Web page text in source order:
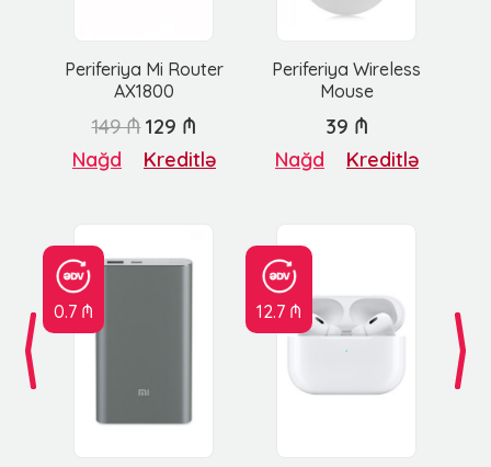
Periferiya Mi Router
AX1800
Periferiya Wireless
Mouse
149 ₼ 129 ₼
Nağd Kreditlə
39 ₼
Nağd Kreditlə
0.7 ₼ 12.7 ₼